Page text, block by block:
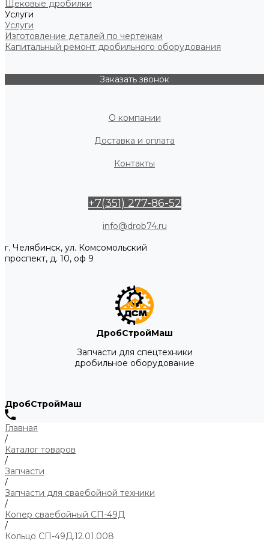
Щековые дробилки
Услуги
Услуги
Изготовление деталей по чертежам
Капитальный ремонт дробильного оборудования
Заказать звонок
О компании
Доставка и оплата
Контакты
+7(351) 277-86-52
info@drob74.ru
г. Челябинск, ул. Комсомольский
проспект, д. 10, оф 9
ДробСтройМаш
Запчасти для спецтехники
дробильное оборудование
ДробСтройМаш
Главная
/
Каталог товаров
/
Запчасти
/
Запчасти для сваебойной техники
/
Копер сваебойный СП-49Д
/
Кольцо СП-49Д.12.01.008